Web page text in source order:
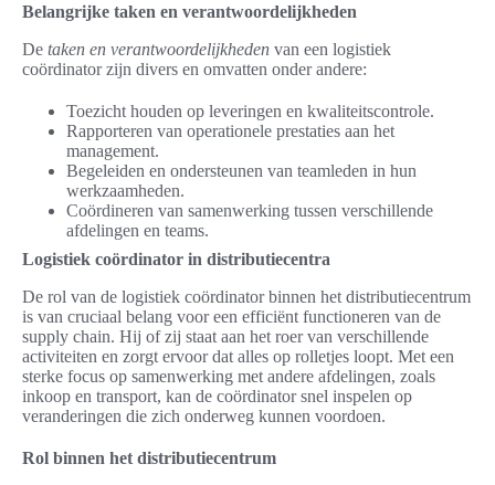
Belangrijke taken en verantwoordelijkheden
De taken en verantwoordelijkheden van een logistiek
coördinator zijn divers en omvatten onder andere:
Toezicht houden op leveringen en kwaliteitscontrole.
Rapporteren van operationele prestaties aan het
management.
Begeleiden en ondersteunen van teamleden in hun
werkzaamheden.
Coördineren van samenwerking tussen verschillende
afdelingen en teams.
Logistiek coördinator in distributiecentra
De rol van de logistiek coördinator binnen het distributiecentrum
is van cruciaal belang voor een efficiënt functioneren van de
supply chain. Hij of zij staat aan het roer van verschillende
activiteiten en zorgt ervoor dat alles op rolletjes loopt. Met een
sterke focus op samenwerking met andere afdelingen, zoals
inkoop en transport, kan de coördinator snel inspelen op
veranderingen die zich onderweg kunnen voordoen.
Rol binnen het distributiecentrum